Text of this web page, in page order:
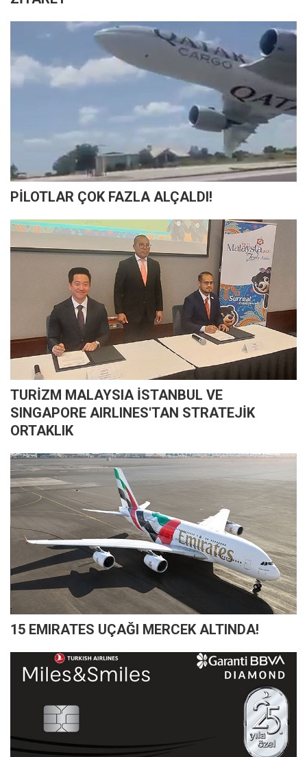
PİLOTLAR ÇOK FAZLA ALÇALDI!
TURİZM MALAYSIA İSTANBUL VE
SINGAPORE AIRLINES'TAN STRATEJİK
ORTAKLIK
15 EMIRATES UÇAĞI MERCEK ALTINDA!